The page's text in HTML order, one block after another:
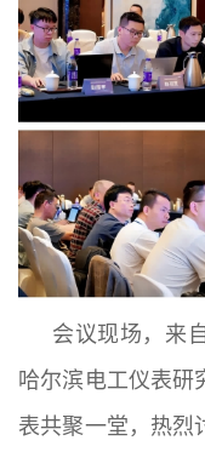
会议现场，来
哈尔滨电工仪表研
表共聚一堂，热烈